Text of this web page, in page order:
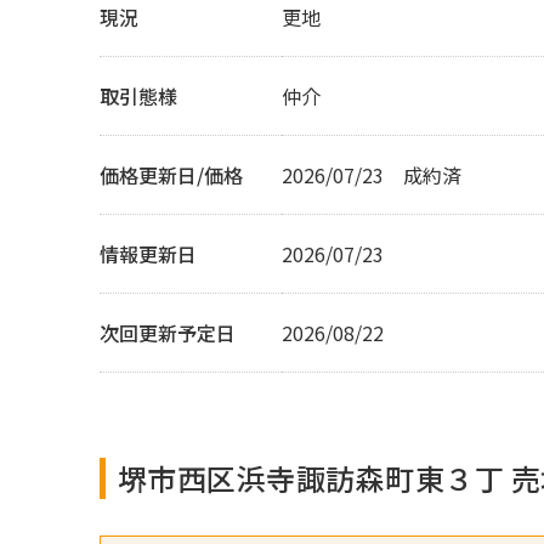
現況 更地
取引態様 仲介
価格更新日/価格 2026/07/23 成約済
情報更新日 2026/07/23
次回更新予定日 2026/08/22
堺市西区浜寺諏訪森町東３丁